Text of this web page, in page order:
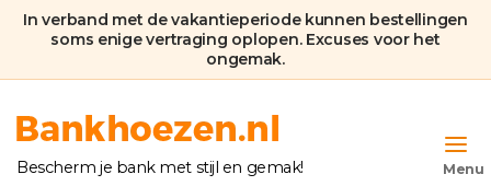
In verband met de vakantieperiode kunnen bestellingen
soms enige vertraging oplopen. Excuses voor het
ongemak.
Bankhoezen.nl
Bescherm je bank met stijl en gemak!